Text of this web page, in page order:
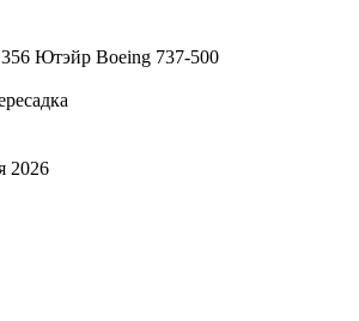
Ютэйр Boeing 737-500
2026